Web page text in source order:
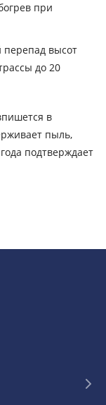
при
высот
до 20
в
пыль,
подтверждает